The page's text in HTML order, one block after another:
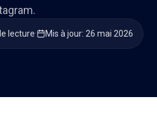
lecture· Mis à jour: 26 mai 2026